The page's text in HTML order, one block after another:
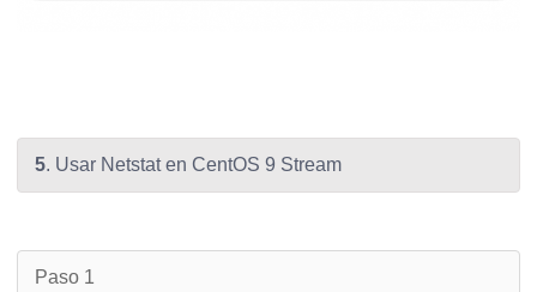
5. Usar Netstat en CentOS 9 Stream
Paso 1